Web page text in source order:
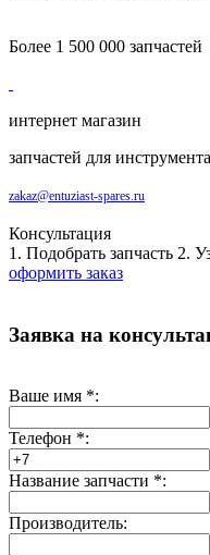
Более 1 500 000 запчастей
интернет магазин
запчастей для инструмента
zakaz@entuziast-spares.ru
Консультация
1. Подобрать запчасть 2.
оформить заказ
Заявка на
Ваше имя *:
Телефон *:
Название запчасти *:
Производитель: